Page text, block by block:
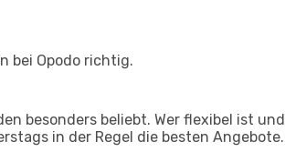
bei Opodo richtig.
besonders beliebt. Wer flexibel ist und
in der Regel die besten Angebote.